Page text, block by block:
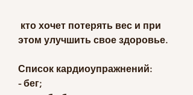
этом улучшить свое здоровье.
Список кардиоупражнений:
- бег;